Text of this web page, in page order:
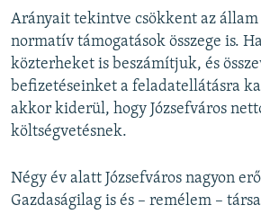
Arányait tekintve csökkent az
normatív támogatások összege is.
közterheket is beszámítjuk, és
befizetéseinket a feladatellátásra
akkor kiderül, hogy Józsefváros
költségvetésnek.
Négy év alatt Józsefváros nagyon
Gazdaságilag is és – remélem –